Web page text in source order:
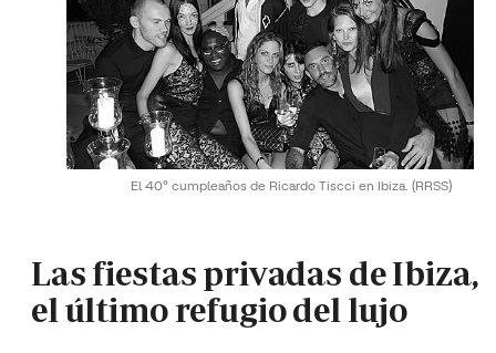
El 40º cumpleaños de Ricardo Tiscci en Ibiza. (RRSS)
Las fiestas privadas de Ibiza,
el último refugio del lujo